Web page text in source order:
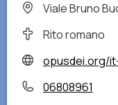
Viale Bruno
Rito romano
opusdei.org/it-it/article/
06808961